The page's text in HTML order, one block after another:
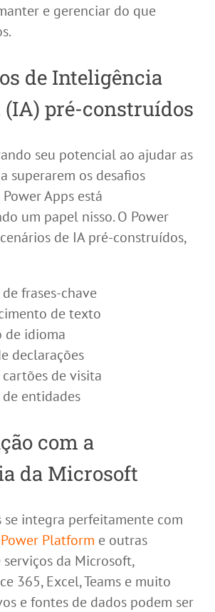
e gerenciar do que
de Inteligência
pré-construídos
seu potencial ao ajudar as
superarem os desafios
Apps está
um papel nisso. O Power
de IA pré-construídos,
frases-chave
de texto
de idioma
declarações
de visita
entidades
com a
da Microsoft
se integra perfeitamente com
Power Platform e outras
da Microsoft,
365, Excel, Teams e muito
e fontes de dados podem ser